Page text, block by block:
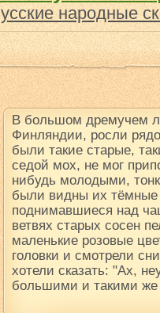
народные
В большом дремучем
Финляндии, росли
были такие старые,
седой мох, не мог
нибудь молодыми,
были видны их
поднимавшиеся над
ветвях старых сосен
маленькие розовые
головки и смотрели
хотели сказать: "Ах,
большими и такими